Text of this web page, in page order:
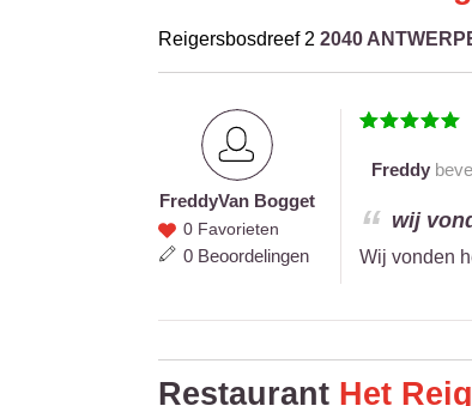
Reigersbosdreef 2 2040
Freddy
Van
Bogget
FreddyVan Bogget
0 Favorieten
0 Beoordelingen
Freddy
wij
Wij vonden
Restaurant Het